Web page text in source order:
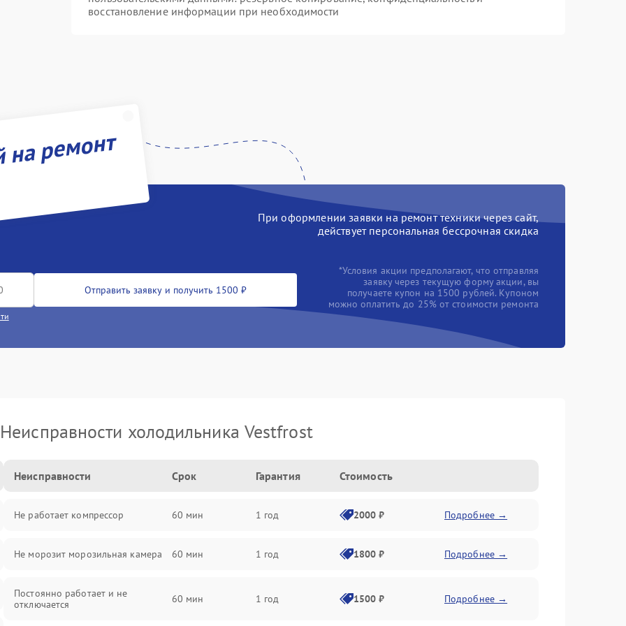
восстановление информации при необходимости
ремонт
При оформлении заявки на ремонт техники через сайт,
действует персональная бессрочная скидка
Отправить заявку и получить 1500 ₽
*Условия акции предполагают, что отправляя
заявку через текущую форму акции, вы
получаете купон на 1500 рублей. Купоном
можно оплатить до 25% от стоимости ремонта
Неисправности холодильника Vestfrost
Неисправности Срок Гарантия Стоимость
Не работает компрессор 60 мин 1 год 2000 ₽ Подробнее →
Не морозит морозильная камера 60 мин 1 год 1800 ₽ Подробнее →
Постоянно работает и не
отключается
60 мин 1 год 1500 ₽ Подробнее →